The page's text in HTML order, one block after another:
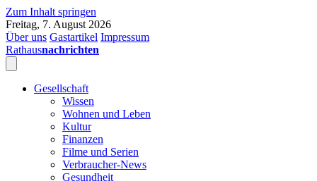
Zum Inhalt springen
Freitag, 7. August 2026
Über uns Gastartikel Impressum
Rathausnachrichten
Gesellschaft
Wissen
Wohnen und Leben
Kultur
Finanzen
Filme und Serien
Verbraucher-News
Gesundheit